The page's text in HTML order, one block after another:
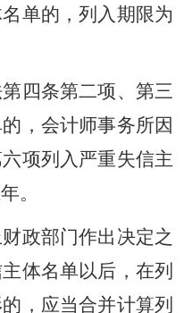
单的，列入期限为
四条第二项、第三
，会计师事务所因
项列入严重失信主
。
政部门作出决定之
体名单以后，在列
，应当合并计算列